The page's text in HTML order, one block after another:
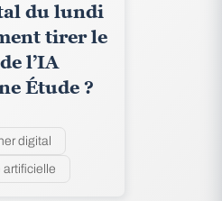
du lundi
tirer le
l’IA
Étude ?
digital